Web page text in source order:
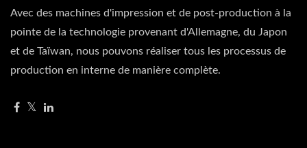
Avec des machines d'impression et de post-production à la
pointe de la technologie provenant d'Allemagne, du Japon
et de Taïwan, nous pouvons réaliser tous les processus de
production en interne de manière complète.